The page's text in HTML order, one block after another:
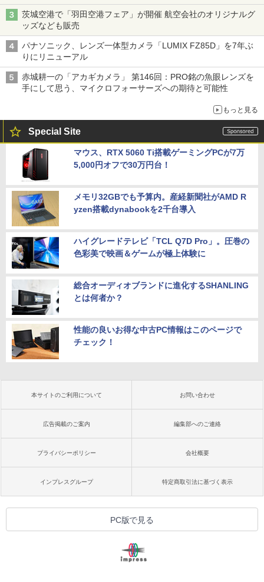
茨城空港で「羽田空港フェア」が開催 航空会社のオリジナルグ
ッズなども販売
パナソニック、レンズ一体型カメラ「LUMIX FZ85D」を7年ぶ
りにリニューアル
赤城耕一の「アカギカメラ」 第146回：PRO銘の魚眼レンズを
手にして思う、マイクロフォーサーズへの期待と可能性
もっと見る
Special Site
マウス、RTX 5060 Ti搭載ゲーミングPCが7万
5,000円オフで30万円台！
メモリ32GBでも予算内。産経新聞社がAMD R
yzen搭載dynabookを2千台導入
ハイグレードテレビ「TCL Q7D Pro」。圧巻の
色彩美で映画＆ゲームが極上体験に
総合オーディオブランドに進化するSHANLING
とは何者か？
性能の良いお得な中古PC情報はこのページで
チェック！
本サイトのご利用について お問い合わせ
広告掲載のご案内 編集部へのご連絡
プライバシーポリシー 会社概要
インプレスグループ 特定商取引法に基づく表示
PC版で見る